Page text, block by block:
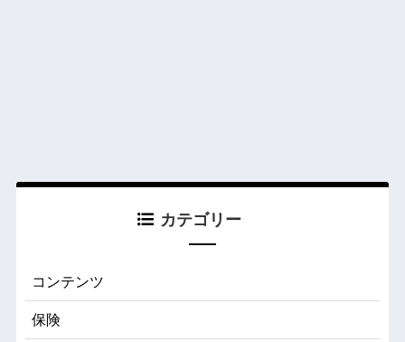
カテゴリー
コンテンツ
保険